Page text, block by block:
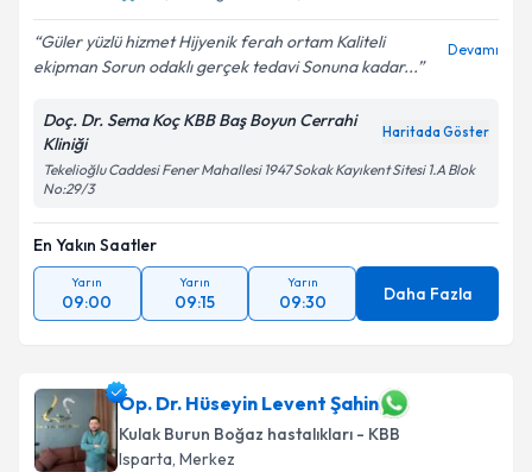
Güler yüzlü hizmet Hijyenik ferah ortam Kaliteli
ekipman Sorun odaklı gerçek tedavi Sonuna kadar...
Devamı
Doç. Dr. Sema Koç KBB Baş Boyun Cerrahi
Kliniği
Haritada Göster
Tekelioğlu Caddesi Fener Mahallesi 1947 Sokak Kayıkent Sitesi 1.A Blok
No:29/3
En Yakın Saatler
Yarın
09:00
Yarın
09:15
Yarın
09:30 Daha Fazla
Op. Dr. Hüseyin Levent Şahin
Kulak Burun Boğaz hastalıkları - KBB
Isparta, Merkez